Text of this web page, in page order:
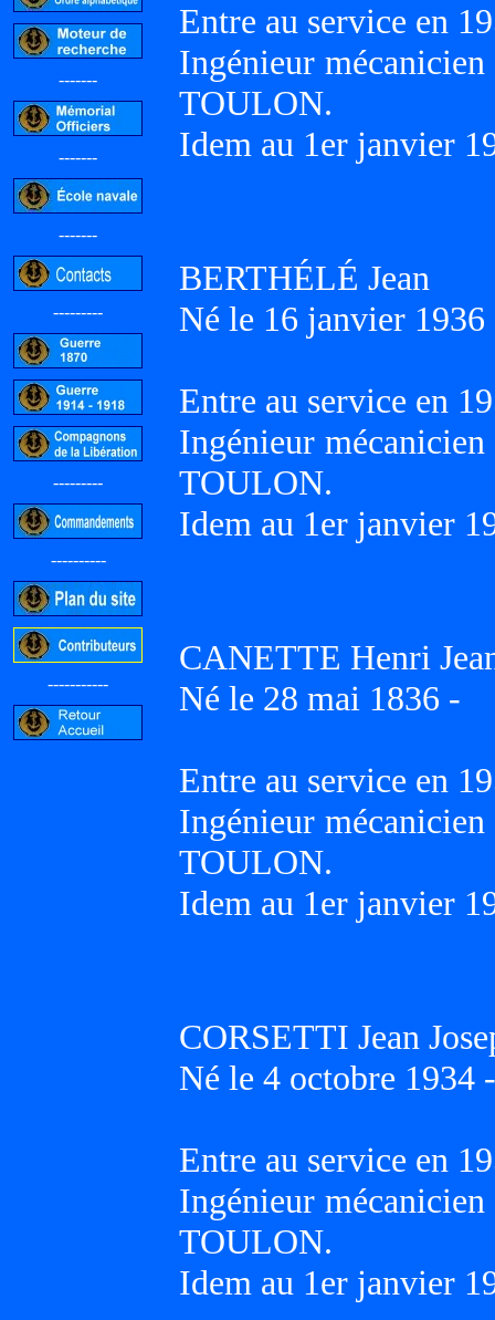
-------
-------
-------
---------
---------
----------
-----------
Entre au service en
Ingénieur
TOULON.
Idem au 1er janvier
BERTHÉLÉ Jean
Né le 16 janvier 1936
Entre au service en
Ingénieur
TOULON.
Idem au 1er janvier
CANETTE Henri
Né le 28 mai 1836 -
Entre au service en
Ingénieur
TOULON.
Idem au 1er janvier
CORSETTI Jean
Né le 4 octobre 1934 -
Entre au service en
Ingénieur
TOULON.
Idem au 1er janvier